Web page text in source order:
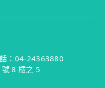
：04-24363880
8 樓之 5